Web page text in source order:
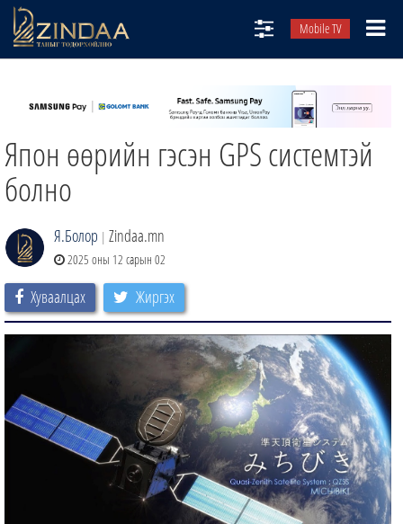
Mobile TV
ТВ8
ӨГЛӨӨНИЙ СОНИН
Япон өөрийн гэсэн GPS системтэй
болно
Я.Болор | Zindaa.mn
2025 оны 12 сарын 02
Хуваалцах Жиргэх